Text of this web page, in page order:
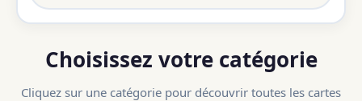
Choisissez votre catégorie
Cliquez sur une catégorie pour découvrir toutes les cartes